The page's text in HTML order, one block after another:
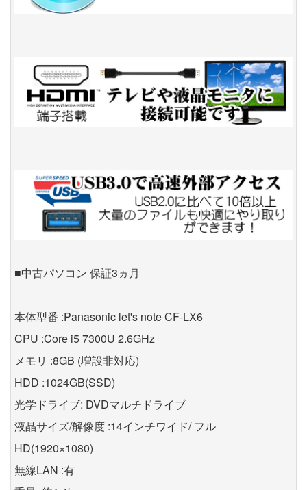
■中古パソコン 保証3ヵ月
本体型番 :Panasonic let's note CF-LX6
CPU :Core i5 7300U 2.6GHz
メモリ :8GB (増設非対応)
HDD :1024GB(SSD)
光学ドライブ: DVDマルチドライブ
液晶サイズ/解像度 :14インチワイド/ フル
HD(1920×1080)
無線LAN :有